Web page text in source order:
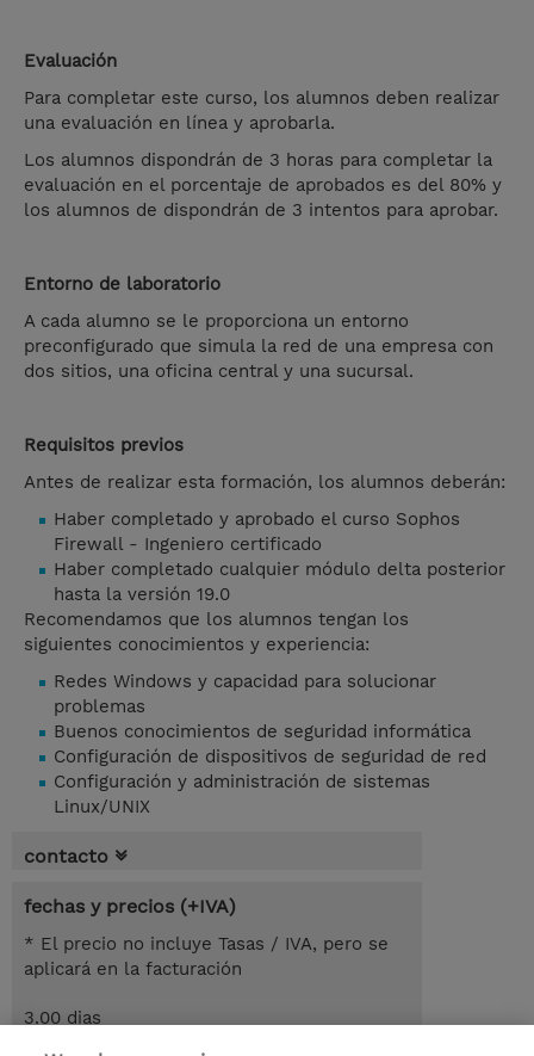
Evaluación
Para completar este curso, los alumnos deben realizar
una evaluación en línea y aprobarla.
Los alumnos dispondrán de 3 horas para completar la
evaluación en el porcentaje de aprobados es del 80% y
los alumnos de dispondrán de 3 intentos para aprobar.
Entorno de laboratorio
A cada alumno se le proporciona un entorno
preconfigurado que simula la red de una empresa con
dos sitios, una oficina central y una sucursal.
Requisitos previos
Antes de realizar esta formación, los alumnos deberán:
Haber completado y aprobado el curso Sophos
Firewall - Ingeniero certificado
Haber completado cualquier módulo delta posterior
hasta la versión 19.0
Recomendamos que los alumnos tengan los
siguientes conocimientos y experiencia:
Redes Windows y capacidad para solucionar
problemas
Buenos conocimientos de seguridad informática
Configuración de dispositivos de seguridad de red
Configuración y administración de sistemas
Linux/UNIX
contacto
fechas y precios (+IVA)
* El precio no incluye Tasas / IVA, pero se
aplicará en la facturación
3.00 dias